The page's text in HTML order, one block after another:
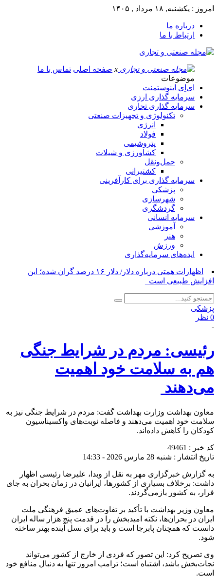
امروز : یکشنبه, ۱۸ مرداد , ۱۴۰۵
درباره ما
ارتباط با ما
x صفحه اصلی تماس با ما
موضوعات
ای‌اِی اینوستمنت
سرمایه گذاری ارزی
سرمایه گذاری تجاری
تکنولوژی و تجهیزات صنعتی
انرژی
فولاد
پتروشیمی
کشاورزی و شیلات
حمل‌و‌نقل
کشتیرانی
سرمایه گذاری برای کارآفرینی
پزشکی
شهرسازی
گردشگری
سرمایه انسانی
آموزشی
هنر
ورزش
ایده‌های سرمایه‌گذاری
اظهارات همتی درباره دلار/ دلار ۱۶ درصد گران شده؛ این
افزایش طبیعی است_
پزشکی
0 نظر
-
رئیسی: مردم در شرایط جنگی
هم به سلامت خود اهمیت
می‌دهند
معاون بهداشت وزارت بهداشت گفت: مردم در شرایط جنگی نیز به
سلامت خود اهمیت می‌دهند و فاصله نوبت‌های واکسیناسیون
کودکان را کاهش داده‌اند.
کد خبر : 49461
تاریخ انتشار : شنبه 28 مارس 2026 - 14:33
به گزارش خبرگزاری مهر به نقل از وبدا، علیرضا رئیسی اظهار
داشت: برخلاف بسیاری از کشورها، ایرانیان در زمان بحران به جای
فرار، به کشور بازمی‌گردند.
معاون وزیر بهداشت با تأکید بر تفاوت‌های عمیق فرهنگی ملت
ایران در بحران‌ها، نکته امیدبخش را در قدمت پنج هزار ساله ایران
دانست که همچنان پابرجا است و باید برای نسل آینده بهتر ساخته
شود.
وی تصریح کرد: این تصور که فردی از خارج از کشور می‌تواند
نجات‌بخش باشد، اشتباه است؛ ترامپ امروز تنها به دنبال منافع خود
است.